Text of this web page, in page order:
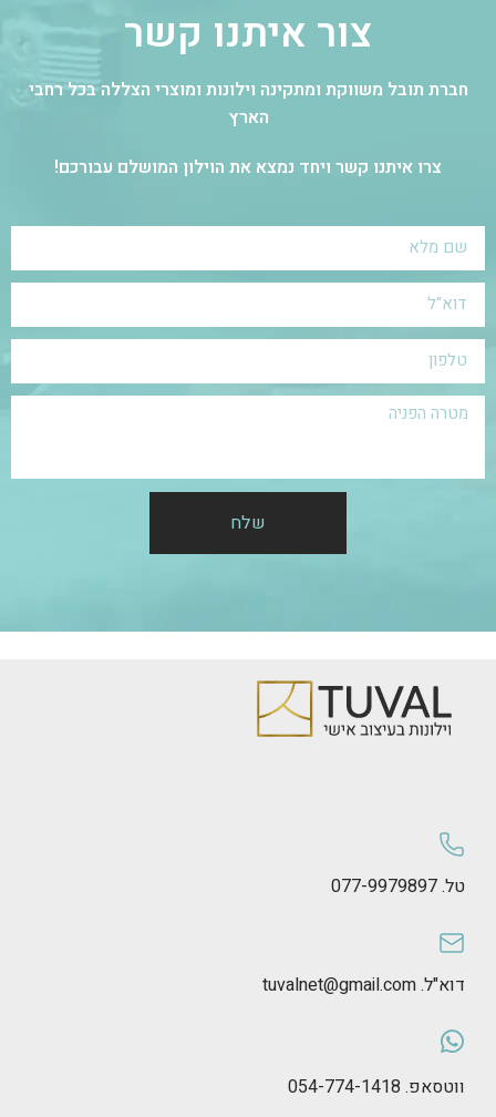
צור איתנו קשר
חברת תובל משווקת ומתקינה וילונות ומוצרי הצללה בכל רחבי
הארץ
צרו איתנו קשר ויחד נמצא את הוילון המושלם עבורכם!
שלח
טל. 077-9979897
דוא"ל. tuvalnet@gmail.com
ווטסאפ. 054-774-1418